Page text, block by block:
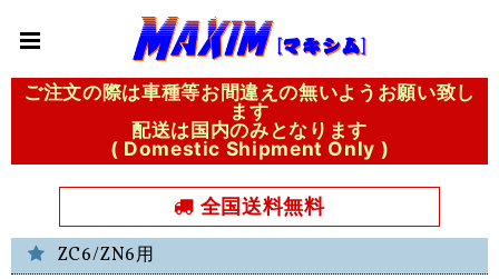
ご注文の際は車種等お間違えの無いようお願い致し
ます
配送は国内のみとなります
( Domestic Shipment Only )
全国送料無料
ZC6/ZN6用